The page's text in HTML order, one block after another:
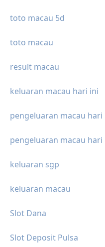
toto macau 5d
toto macau
result macau
keluaran macau hari ini
pengeluaran macau hari
pengeluaran macau hari
keluaran sgp
keluaran macau
Slot Dana
Slot Deposit Pulsa